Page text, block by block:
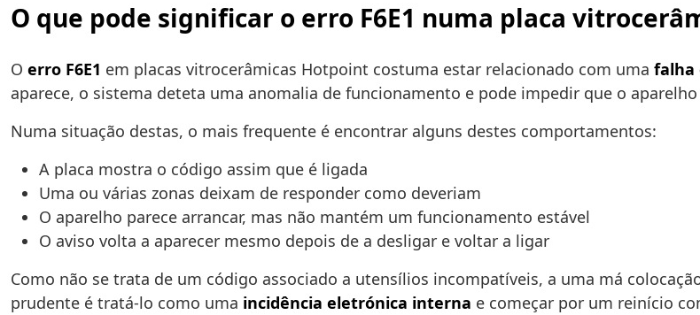
O que pode significar o erro F6E1 numa placa
O erro F6E1 em placas vitrocerâmicas Hotpoint costuma estar relacionado com uma falha
aparece, o sistema deteta uma anomalia de funcionamento e pode impedir que o
Numa situação destas, o mais frequente é encontrar alguns destes comportamentos:
A placa mostra o código assim que é ligada
Uma ou várias zonas deixam de responder como deveriam
O aparelho parece arrancar, mas não mantém um funcionamento estável
O aviso volta a aparecer mesmo depois de a desligar e voltar a ligar
Como não se trata de um código associado a utensílios incompatíveis, a uma má
prudente é tratá-lo como uma incidência eletrónica interna e começar por um reinício